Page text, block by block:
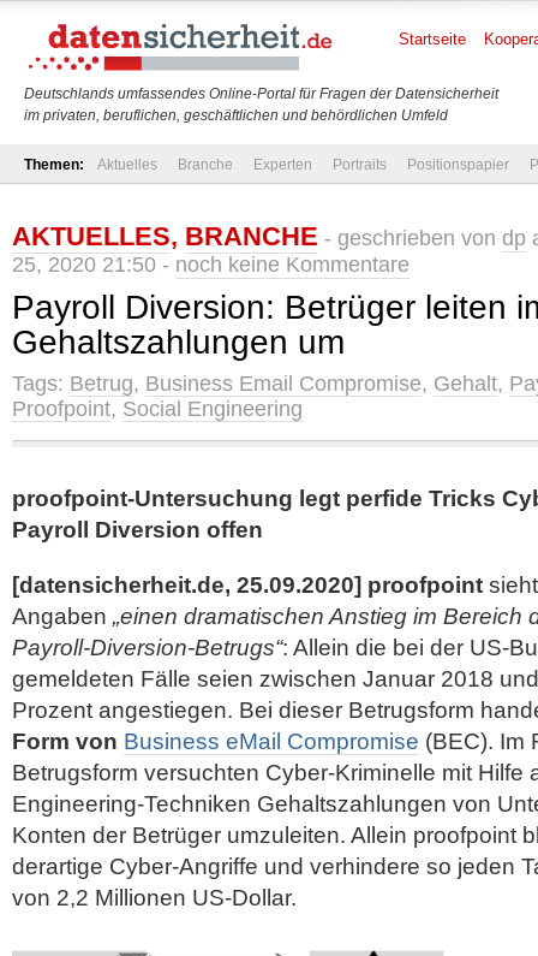
Deutschlands umfassendes Online-Portal für Fragen der Datensicherheit
im privaten, beruflichen, geschäftlichen und behördlichen Umfeld
Startseite
Themen: Aktuelles Branche Experten Portraits Positionspapier
AKTUELLES, BRANCHE - geschrieben von dp
25, 2020 21:50 - noch keine Kommentare
Payroll Diversion: Betrüger leiten
Gehaltszahlungen um
Tags: Betrug, Business Email Compromise, Gehalt,
Proofpoint, Social Engineering
proofpoint-Untersuchung legt perfide Tricks
Payroll Diversion offen
[datensicherheit.de, 25.09.2020] proofpoint
Angaben „einen dramatischen Anstieg im Bereich
Payroll-Diversion-Betrugs“: Allein die bei der US-
gemeldeten Fälle seien zwischen Januar 2018
Prozent angestiegen. Bei dieser Betrugsform
Form von Business eMail Compromise (BEC). Im
Betrugsform versuchten Cyber-Kriminelle mit Hilfe
Engineering-Techniken Gehaltszahlungen von
Konten der Betrüger umzuleiten. Allein proofpoint
derartige Cyber-Angriffe und verhindere so jeden
von 2,2 Millionen US-Dollar.